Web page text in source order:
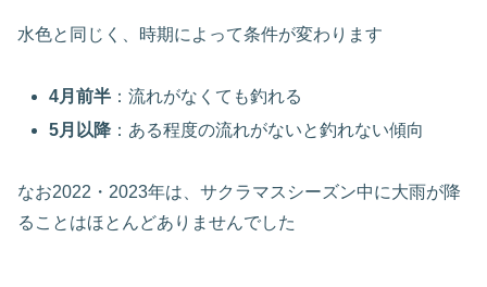
水色と同じく、時期によって条件が変わります
4月前半 ：流れがなくても釣れる
5月以降 ：ある程度の流れがないと釣れない傾向
なお2022・2023年は、サクラマスシーズン中に大雨が降
ることはほとんどありませんでした